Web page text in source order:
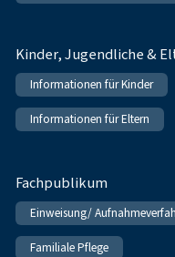
Kinder, Jugendliche &
Informationen für Kinder
Informationen für Eltern
Fachpublikum
Einweisung/
Familiale Pflege